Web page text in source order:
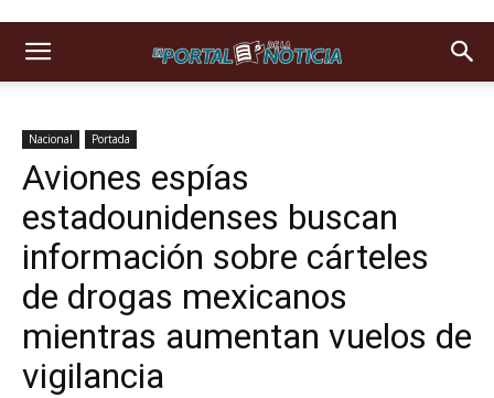
Nacional Portada
Aviones espías
estadounidenses buscan
información sobre cárteles
de drogas mexicanos
mientras aumentan vuelos de
vigilancia